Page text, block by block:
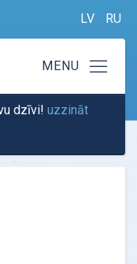
LV RU
dzīvi! uzzināt